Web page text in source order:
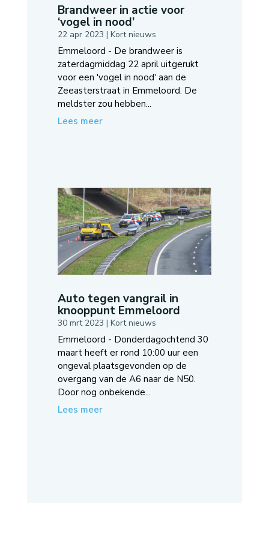
Brandweer in actie voor
‘vogel in nood’
22 apr 2023 | Kort nieuws
Emmeloord - De brandweer is
zaterdagmiddag 22 april uitgerukt
voor een 'vogel in nood' aan de
Zeeasterstraat in Emmeloord. De
meldster zou hebben...
Lees meer
Auto tegen vangrail in
knooppunt Emmeloord
30 mrt 2023 | Kort nieuws
Emmeloord - Donderdagochtend 30
maart heeft er rond 10:00 uur een
ongeval plaatsgevonden op de
overgang van de A6 naar de N50.
Door nog onbekende...
Lees meer